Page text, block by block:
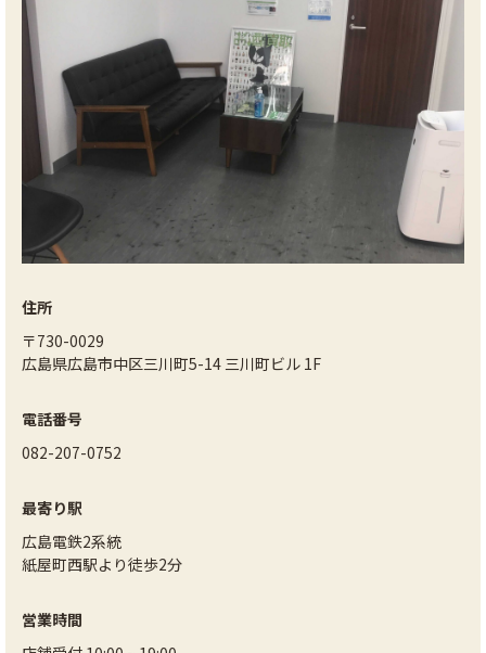
住所
〒730-0029
広島県広島市中区三川町5-14 三川町ビル 1F
電話番号
082-207-0752
最寄り駅
広島電鉄2系統
紙屋町西駅より徒歩2分
営業時間